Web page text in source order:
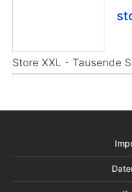
Store XXL - Tausende